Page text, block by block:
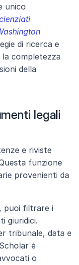
unico
di ricerca e
la completezza
della
legali
e riviste
funzione
provenienti da
puoi filtrare i
giuridici.
tribunale, data e
è
o